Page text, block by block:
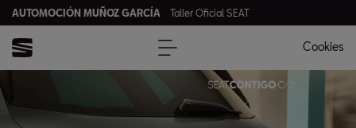
AUTOMOCIÓN MUÑOZ GARCÍA Taller Oficial SEAT
Cookies